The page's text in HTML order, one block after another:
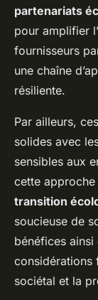
partenariats
pour amplifier
fournisseurs
une chaîne
résiliente.
Par ailleurs,
solides avec
sensibles aux
cette approche
transition
soucieuse de
bénéfices
considérations
sociétal et la